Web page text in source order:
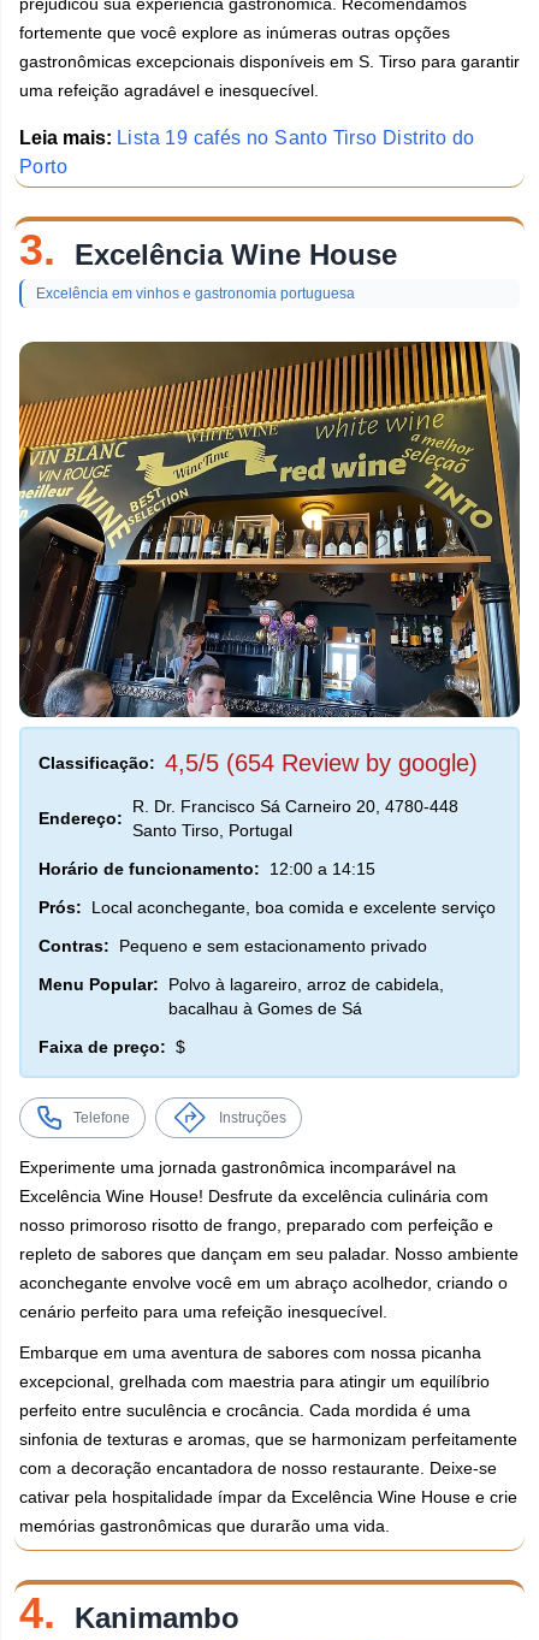
fortemente que você explore as inúmeras outras opções
gastronômicas excepcionais disponíveis em S. Tirso para garantir
uma refeição agradável e inesquecível.
Leia mais: Lista 19 cafés no Santo Tirso Distrito do
Porto
3. Excelência Wine House
Excelência em vinhos e gastronomia portuguesa
Classificação: 4,5/5 (654 Review by google)
Endereço:
R. Dr. Francisco Sá Carneiro 20, 4780-448
Santo Tirso, Portugal
Horário de funcionamento:
12:00 a 14:15
Prós:
Local aconchegante, boa comida e excelente serviço
Contras:
Pequeno e sem estacionamento privado
Menu Popular:
Polvo à lagareiro, arroz de cabidela,
bacalhau à Gomes de Sá
Faixa de preço: $
Telefone Instruções
Experimente uma jornada gastronômica incomparável na
Excelência Wine House! Desfrute da excelência culinária com
nosso primoroso risotto de frango, preparado com perfeição e
repleto de sabores que dançam em seu paladar. Nosso ambiente
aconchegante envolve você em um abraço acolhedor, criando o
cenário perfeito para uma refeição inesquecível.
Embarque em uma aventura de sabores com nossa picanha
excepcional, grelhada com maestria para atingir um equilíbrio
perfeito entre suculência e crocância. Cada mordida é uma
sinfonia de texturas e aromas, que se harmonizam perfeitamente
com a decoração encantadora de nosso restaurante. Deixe-se
cativar pela hospitalidade ímpar da Excelência Wine House e crie
memórias gastronômicas que durarão uma vida.
4. Kanimambo